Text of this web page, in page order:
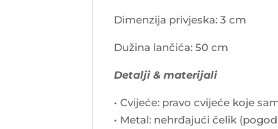
Dimenzija privjeska: 3 cm
Dužina lančića: 50 cm
Detalji & materijali
• Cvijeće: pravo cvijeće koje
• Metal: nehrđajući čelik